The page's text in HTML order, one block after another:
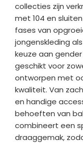
collecties zijn
met 104 en
fases van
jongenskleding
keuze aan
geschikt voor
ontworpen met
kwaliteit. Van
en handige
behoeften van
combineert een
draaggemak,